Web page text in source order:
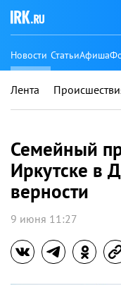
Новости СтатьиАфиша
Лента
Семейный
Иркутске в
верности
9 июня 11:27